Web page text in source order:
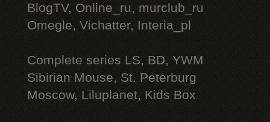
BlogTV, Online_ru, murclub_ru
Omegle, Vichatter, Interia_pl
Complete series LS, BD, YWM
Sibirian Mouse, St. Peterburg
Moscow, Liluplanet, Kids Box